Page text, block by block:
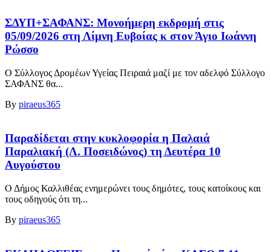
ΣΔΥΠ+ΣΑΦΑΝΣ: Μονοήμερη εκδρομή στις
05/09/2026 στη Λίμνη Ευβοίας κ στον Άγιο Ιωάννη
Ρώσσο
Ο Σύλλογος Δρομέων Υγείας Πειραιά μαζί με τον αδελφό Σύλλογο
ΣΑΦΑΝΣ θα...
By piraeus365
Παραδίδεται στην κυκλοφορία η Παλαιά
Παραλιακή (Λ. Ποσειδώνος) τη Δευτέρα 10
Αυγούστου
Ο Δήμος Καλλιθέας ενημερώνει τους δημότες, τους κατοίκους και
τους οδηγούς ότι τη...
By piraeus365